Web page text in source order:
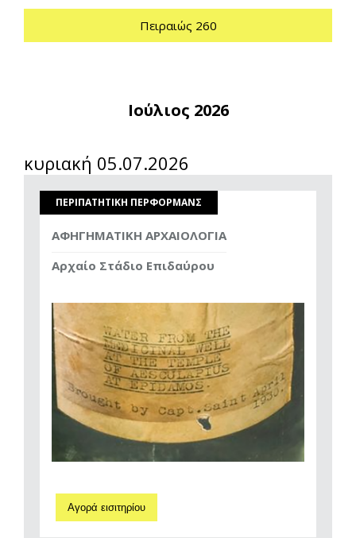
Πειραιώς 260
Ιούλιος 2026
κυριακή 05.07.2026
ΠΕΡΙΠΑΤΗΤΙΚΗ ΠΕΡΦΟΡΜΑΝΣ
ΑΦΗΓΗΜΑΤΙΚΗ ΑΡΧΑΙΟΛΟΓΙΑ
Αρχαίο Στάδιο Επιδαύρου
Αγορά εισιτηρίου